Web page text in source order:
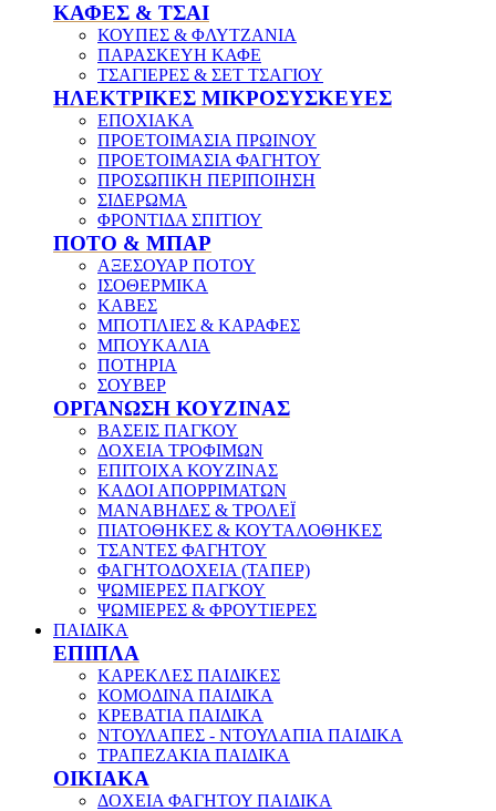
ΚΑΦΕΣ & ΤΣΑΙ
ΚΟΥΠΕΣ & ΦΛΥΤΖΑΝΙΑ
ΠΑΡΑΣΚΕΥΗ ΚΑΦΕ
ΤΣΑΓΙΕΡΕΣ & ΣΕΤ ΤΣΑΓΙΟΥ
ΗΛΕΚΤΡΙΚΕΣ ΜΙΚΡΟΣΥΣΚΕΥΕΣ
ΕΠΟΧΙΑΚΑ
ΠΡΟΕΤΟΙΜΑΣΙΑ ΠΡΩΙΝΟΥ
ΠΡΟΕΤΟΙΜΑΣΙΑ ΦΑΓΗΤΟΥ
ΠΡΟΣΩΠΙΚΗ ΠΕΡΙΠΟΙΗΣΗ
ΣΙΔΕΡΩΜΑ
ΦΡΟΝΤΙΔΑ ΣΠΙΤΙΟΥ
ΠΟΤΟ & ΜΠΑΡ
ΑΞΕΣΟΥΑΡ ΠΟΤΟΥ
ΙΣΟΘΕΡΜΙΚΑ
ΚΑΒΕΣ
ΜΠΟΤΙΛΙΕΣ & ΚΑΡΑΦΕΣ
ΜΠΟΥΚΑΛΙΑ
ΠΟΤΗΡΙΑ
ΣΟΥΒΕΡ
ΟΡΓΑΝΩΣΗ ΚΟΥΖΙΝΑΣ
ΒΑΣΕΙΣ ΠΑΓΚΟΥ
ΔΟΧΕΙΑ ΤΡΟΦΙΜΩΝ
ΕΠΙΤΟΙΧΑ ΚΟΥΖΙΝΑΣ
ΚΑΔΟΙ ΑΠΟΡΡΙΜΑΤΩΝ
ΜΑΝΑΒΗΔΕΣ & ΤΡΟΛΕΪ
ΠΙΑΤΟΘΗΚΕΣ & ΚΟΥΤΑΛΟΘΗΚΕΣ
ΤΣΑΝΤΕΣ ΦΑΓΗΤΟΥ
ΦΑΓΗΤΟΔΟΧΕΙΑ (ΤΑΠΕΡ)
ΨΩΜΙΕΡΕΣ ΠΑΓΚΟΥ
ΨΩΜΙΕΡΕΣ & ΦΡΟΥΤΙΕΡΕΣ
ΠΑΙΔΙΚΑ
ΕΠΙΠΛΑ
ΚΑΡΕΚΛΕΣ ΠΑΙΔΙΚΕΣ
ΚΟΜΟΔΙΝΑ ΠΑΙΔΙΚΑ
ΚΡΕΒΑΤΙΑ ΠΑΙΔΙΚΑ
ΝΤΟΥΛΑΠΕΣ - ΝΤΟΥΛΑΠΙΑ ΠΑΙΔΙΚΑ
ΤΡΑΠΕΖΑΚΙΑ ΠΑΙΔΙΚΑ
ΟΙΚΙΑΚΑ
ΔΟΧΕΙΑ ΦΑΓΗΤΟΥ ΠΑΙΔΙΚΑ